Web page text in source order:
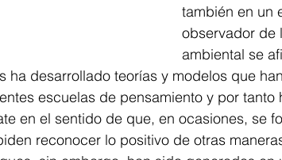
también en un
observador de
ambiental se
ha desarrollado teorías y modelos que
escuelas de pensamiento y por tanto
en el sentido de que, en ocasiones, se
reconocer lo positivo de otras